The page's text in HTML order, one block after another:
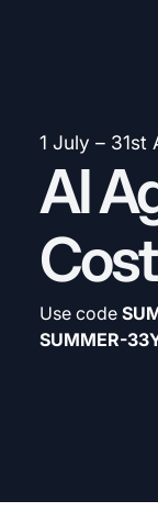
1 July – 31st
AI
Cost
Use code
SUMMER-